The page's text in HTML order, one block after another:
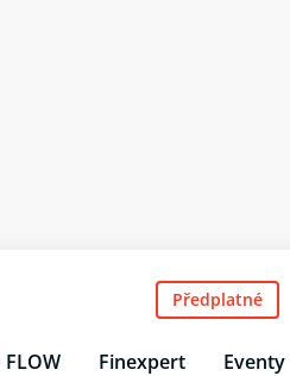
FLOW Finexpert Eventy
Předplatné